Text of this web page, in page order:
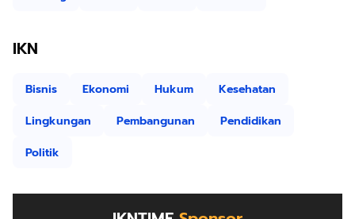
IKN
Bisnis Ekonomi Hukum
Kesehatan
Lingkungan
Pembangunan
Pendidikan
Politik